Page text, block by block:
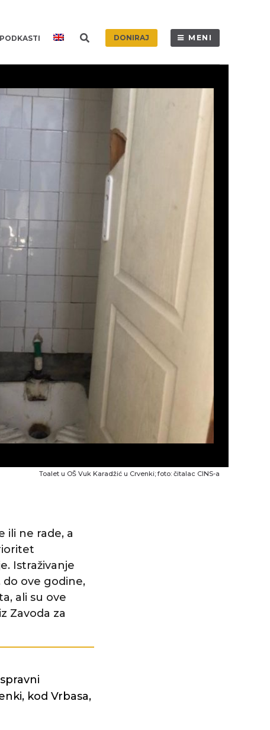
PODKASTI DONIRAJ MENI
Toalet u OŠ Vuk Karadžić u Crvenki; foto: čitalac CINS-a
ili ne rade, a
Istraživanje
do ove godine,
ali su ove
Zavoda za
kod Vrbasa,